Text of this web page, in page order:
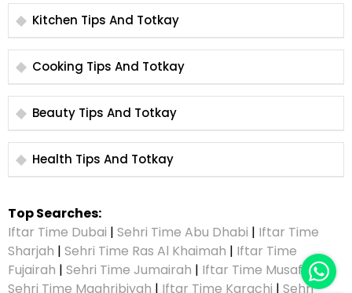
Kitchen Tips And Totkay
Cooking Tips And Totkay
Beauty Tips And Totkay
Health Tips And Totkay
Top Searches:
Iftar Time Dubai | Sehri Time Abu Dhabi | Iftar Time
Sharjah | Sehri Time Ras Al Khaimah | Iftar Time
Fujairah | Sehri Time Jumairah | Iftar Time Musaffah|
Sehri Time Maghribiyah | Iftar Time Karachi | Sehri